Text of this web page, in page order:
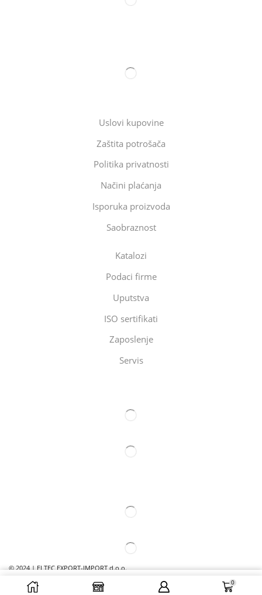
Uslovi kupovine
Zaštita potrošača
Politika privatnosti
Načini plaćanja
Isporuka proizvoda
Saobraznost
Katalozi
Podaci firme
Uputstva
ISO sertifikati
Zaposlenje
Servis
© 2024 | ELTEC EXPORT-IMPORT d.o.o.
DODAJ U ZAHTEV
0